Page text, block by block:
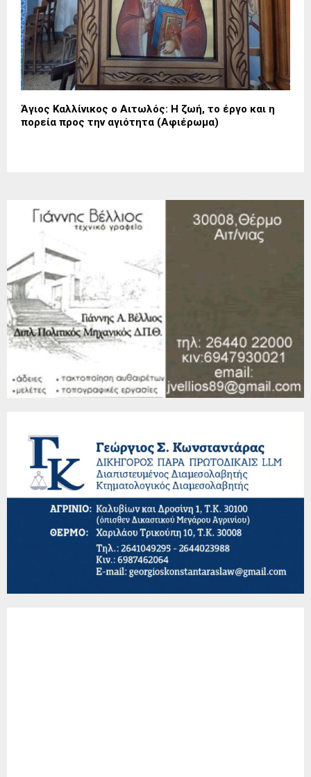
Άγιος Καλλίνικος ο Αιτωλός: Η ζωή, το έργο και η
πορεία προς την αγιότητα (Αφιέρωμα)